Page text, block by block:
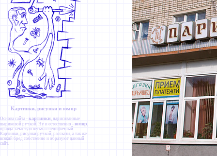
Картинки, рисунки и юмор
Основа сайта - картинки , нарисованные
шариковой ручкой. Ну и естественно - юмор ,
правда зачастую весьма специфичный.
Картинки, рисунки ручкой, рассказы, а так же
всякий бред собственно и образуют данный
сайт.